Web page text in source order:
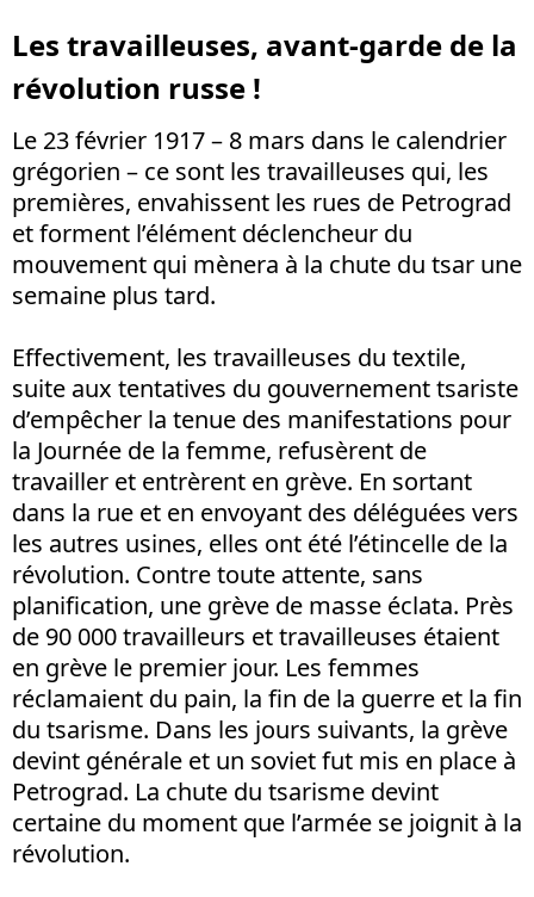
Les travailleuses, avant-garde de la
révolution russe !
Le 23 février 1917 – 8 mars dans le calendrier
grégorien – ce sont les travailleuses qui, les
premières, envahissent les rues de Petrograd
et forment l’élément déclencheur du
mouvement qui mènera à la chute du tsar une
semaine plus tard.
Effectivement, les travailleuses du textile,
suite aux tentatives du gouvernement tsariste
d’empêcher la tenue des manifestations pour
la Journée de la femme, refusèrent de
travailler et entrèrent en grève. En sortant
dans la rue et en envoyant des déléguées vers
les autres usines, elles ont été l’étincelle de la
révolution. Contre toute attente, sans
planification, une grève de masse éclata. Près
de 90 000 travailleurs et travailleuses étaient
en grève le premier jour. Les femmes
réclamaient du pain, la fin de la guerre et la fin
du tsarisme. Dans les jours suivants, la grève
devint générale et un soviet fut mis en place à
Petrograd. La chute du tsarisme devint
certaine du moment que l’armée se joignit à la
révolution.